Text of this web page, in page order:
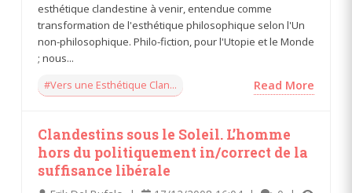
esthétique clandestine à venir, entendue comme
transformation de l'esthétique philosophique selon l'Un
non-philosophique. Philo-fiction, pour l'Utopie et le Monde
; nous...
#Vers une Esthétique Clan...
Read More
Clandestins sous le Soleil. L’homme
hors du politiquement in/correct de la
suffisance libérale